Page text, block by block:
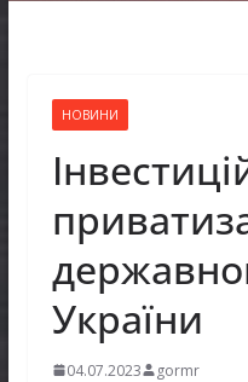
НОВИНИ
України
04.07.2023 gormr